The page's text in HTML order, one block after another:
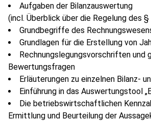
Aufgaben der Bilanzauswertung
(incl. Überblick über die Regelung des §
Grundbegriffe des
Grundlagen für die Erstellung von
Rechnungslegungsvorschriften und
Bewertungsfragen
Erläuterungen zu einzelnen Bilanz-
Einführung in das Auswertungstool
Die betriebswirtschaftlichen
Ermittlung und Beurteilung der